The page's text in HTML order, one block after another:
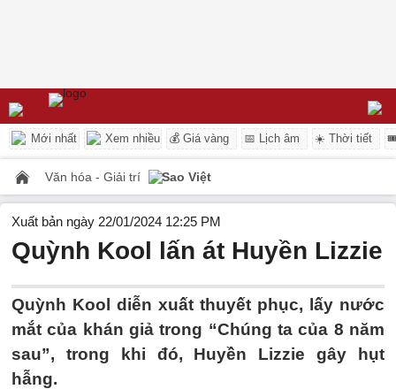
Mới nhất Xem nhiều 💰 Giá vàng 📅 Lịch âm ☀️ Thời tiết
Văn hóa - Giải trí Sao Việt
Xuất bản ngày 22/01/2024 12:25 PM
Quỳnh Kool lấn át Huyền Lizzie
Quỳnh Kool diễn xuất thuyết phục, lấy nước
mắt của khán giả trong “Chúng ta của 8 năm
sau”, trong khi đó, Huyền Lizzie gây hụt
hẫng.